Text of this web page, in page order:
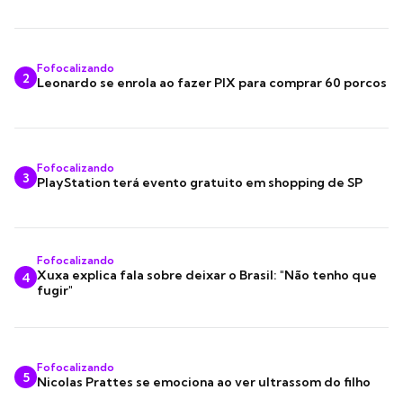
2
Fofocalizando
Leonardo se enrola ao fazer PIX para comprar 60 porcos
3
Fofocalizando
PlayStation terá evento gratuito em shopping de SP
4
Fofocalizando
Xuxa explica fala sobre deixar o Brasil: "Não tenho que
fugir"
5
Fofocalizando
Nicolas Prattes se emociona ao ver ultrassom do filho